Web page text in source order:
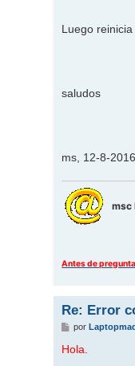
Luego
saludos
ms, 12-8-2016
msc
Antes de
Re: Error
M
n
por
Hola.